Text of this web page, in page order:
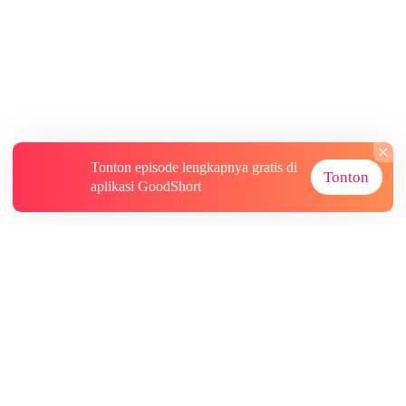
Tonton episode lengkapnya gratis di
aplikasi GoodShort
Tonton